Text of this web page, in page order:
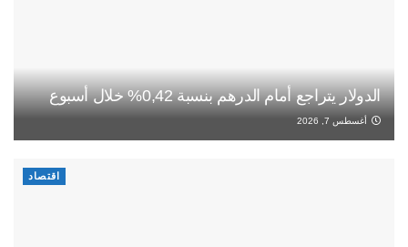
الدولار يتراجع أمام الدرهم بنسبة 0,42% خلال أسبوع
أغسطس 7, 2026
اقتصاد